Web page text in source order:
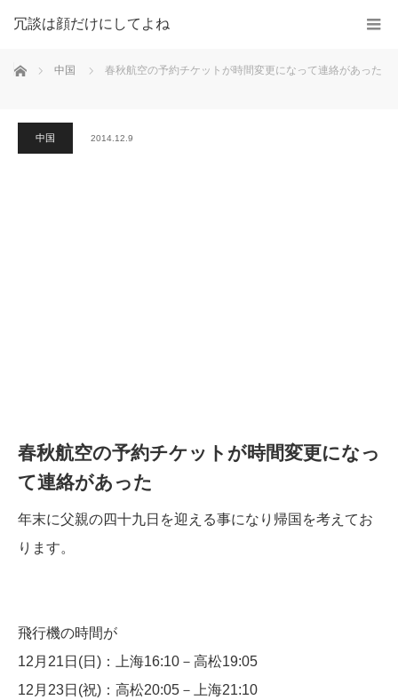
冗談は顔だけにしてよね
ホーム 中国 春秋航空の予約チケットが時間変更になって連絡があった
中国 2014.12.9
春秋航空の予約チケットが時間変更になっ
て連絡があった
年末に父親の四十九日を迎える事になり帰国を考えてお
ります。
飛行機の時間が
12月21日(日)：上海16:10－高松19:05
12月23日(祝)：高松20:05－上海21:10